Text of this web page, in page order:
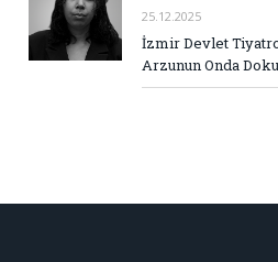
25.12.2025
İzmir Devlet
Arzunun Onda